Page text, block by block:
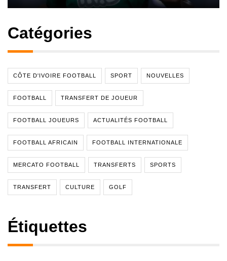
Catégories
CÔTE D'IVOIRE FOOTBALL SPORT NOUVELLES
FOOTBALL TRANSFERT DE JOUEUR
FOOTBALL JOUEURS ACTUALITÉS FOOTBALL
FOOTBALL AFRICAIN FOOTBALL INTERNATIONALE
MERCATO FOOTBALL TRANSFERTS SPORTS
TRANSFERT CULTURE GOLF
Étiquettes